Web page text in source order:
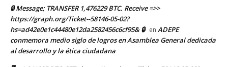
🔒 Message; TRANSFER 1,476229 BTC. Receive =>>
https://graph.org/Ticket--58146-05-02?
hs=ad42e0e1c44480e12da2582456c6cf95& 🔒 en ADEPE
conmemora medio siglo de logros en Asamblea General dedicada
al desarrollo y la ética ciudadana